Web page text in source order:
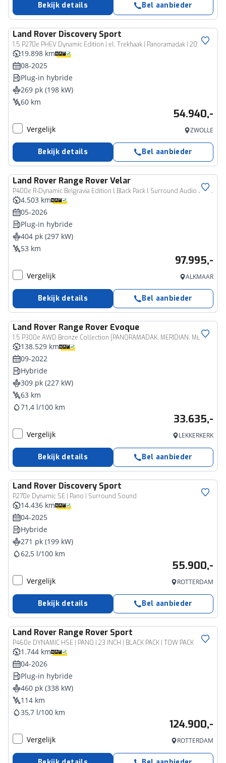
Bekijk details Bel aanbieder
Land Rover Discovery Sport
1.5 P270e PHEV Dynamic Edition | el. Trekhaak | Panoramadak | 20" zwarte wielen | Surround Sound
19.898 km
08-2025
Plug-in hybride
269 pk (198 kW)
60 km
54.940,-
Vergelijk ZWOLLE
Bekijk details Bel aanbieder
Land Rover Range Rover Velar
P400e R-Dynamic Belgravia Edition l Black Pack l Surround Audio l Schuifdak l
4.503 km
05-2026
Plug-in hybride
404 pk (297 kW)
53 km
97.995,-
Vergelijk ALKMAAR
Bekijk details Bel aanbieder
Land Rover Range Rover Evoque
1.5 P300e AWD Bronze Collection [PANORAMADAK, MERIDIAN, MEMORY SEATS, STOELVERWARMING, APPLE CARPLAY, ANDROID, CAMERA, CLEAR SIGHT SPIEGEL, VOL LEDER, DIGITAL DASH, PDC V+A, CRUISE CONTROL, GROOT NAVIGATIE, CLIMATE CONTROL,
138.529 km
09-2022
Hybride
309 pk (227 kW)
63 km
71,4 l/100 km
33.635,-
Vergelijk LEKKERKERK
Bekijk details Bel aanbieder
Land Rover Discovery Sport
P270e Dynamic SE | Pano | Surround Sound
14.436 km
04-2025
Hybride
271 pk (199 kW)
62,5 l/100 km
55.900,-
Vergelijk ROTTERDAM
Bekijk details Bel aanbieder
Land Rover Range Rover Sport
P460e DYNAMIC HSE | PANO | 23 INCH | BLACK PACK | TOW PACK
1.744 km
04-2026
Plug-in hybride
460 pk (338 kW)
114 km
35,7 l/100 km
124.900,-
Vergelijk ROTTERDAM